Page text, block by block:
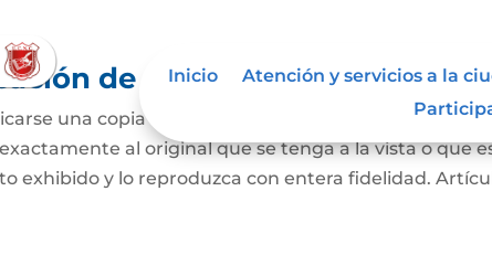
Inicio Atención y servicios a la
de Copias
una copia mecánica o una literal de un
al original que se tenga a la vista o que
exhibido y lo reproduzca con entera fidelidad.